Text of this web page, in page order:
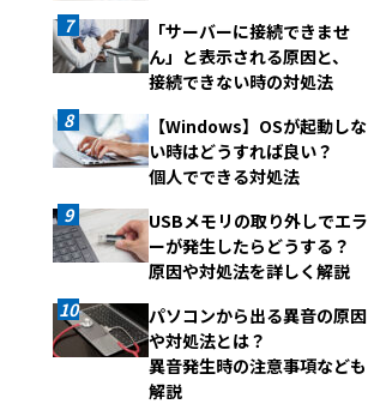
「サーバーに接続できませ
ん」と表示される原因と、
接続できない時の対処法
【Windows】OSが起動しな
い時はどうすれば良い？
個人でできる対処法
USBメモリの取り外しでエラ
ーが発生したらどうする？
原因や対処法を詳しく解説
パソコンから出る異音の原因
や対処法とは？
異音発生時の注意事項なども
解説